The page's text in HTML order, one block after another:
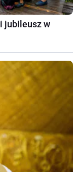
jubileusz w